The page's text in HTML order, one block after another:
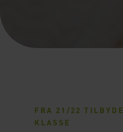
FRA 21/22
KLASSE